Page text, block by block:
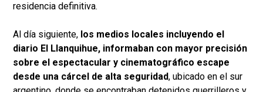
residencia definitiva.
Al día siguiente, los medios locales incluyendo el
diario El Llanquihue, informaban con mayor precisión
sobre el espectacular y cinematográfico escape
desde una cárcel de alta seguridad, ubicado en el sur